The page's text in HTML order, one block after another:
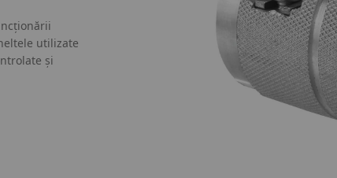
utilizate
și